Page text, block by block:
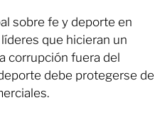
sobre fe y deporte en
que hicieran un
corrupción fuera del
debe protegerse de